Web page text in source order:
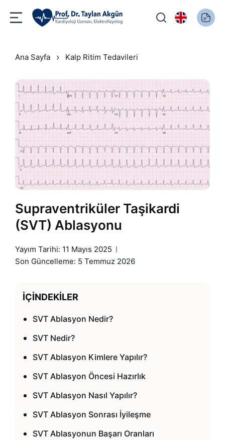
Ana Sayfa › Kalp Ritim Tedavileri
Supraventriküler Taşikardi
(SVT) Ablasyonu
Yayım Tarihi: 11 Mayıs 2025
Son Güncelleme: 5 Temmuz 2026
İÇINDEKILER
SVT Ablasyon Nedir?
SVT Nedir?
SVT Ablasyon Kimlere Yapılır?
SVT Ablasyon Öncesi Hazırlık
SVT Ablasyon Nasıl Yapılır?
SVT Ablasyon Sonrası İyileşme
SVT Ablasyonun Başarı Oranları